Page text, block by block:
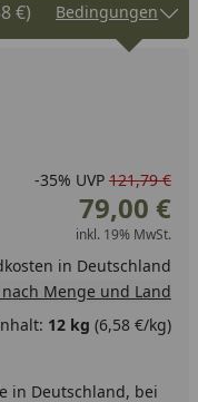
€) Bedingungen
eingeben
um eins erhöhen
-35% UVP 121,79 €
79,00 €
inkl. 19% MwSt.
in Deutschland
Menge und Land
12 kg (6,58 €/kg)
in Deutschland, bei